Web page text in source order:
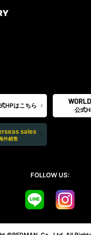
HPはこちら
公式
sales
外銷售
FOLLOW US: